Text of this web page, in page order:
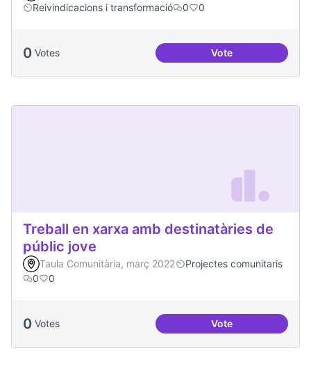
Reivindicacions i transformació
0 0
0 Votes VoteMalestar
Treball en xarxa amb destinatàries de
públic jove
Taula Comunitària, març 2022
Projectes comunitaris
0
0
0 Votes VoteTreball en xarxa